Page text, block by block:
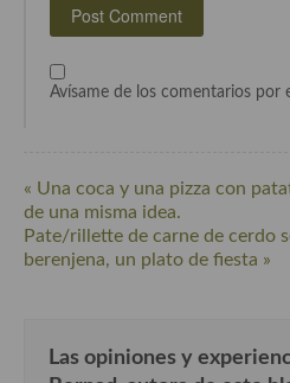
Cocina Valenciana
Cocina Vasca
Cocina Austriaca
Cocina Belga
Cocina Bulgara
Avísame de los comentarios por
« Una coca y una pizza con
de una misma idea.
Pate/rillette de carne de cerdo
berenjena, un plato de fiesta »
Las opiniones y